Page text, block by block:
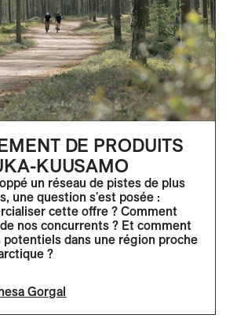
DE PRODUITS
KUUSAMO
un réseau de pistes de plus
une question s'est posée :
cette offre ? Comment
nos concurrents ? Et comment
dans une région proche
?
Gorgal